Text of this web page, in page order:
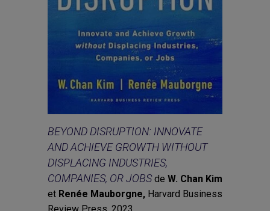
BEYOND DISRUPTION: INNOVATE
AND ACHIEVE GROWTH WITHOUT
DISPLACING INDUSTRIES,
COMPANIES, OR JOBS de W. Chan Kim
etRenée Mauborgne, Harvard Business